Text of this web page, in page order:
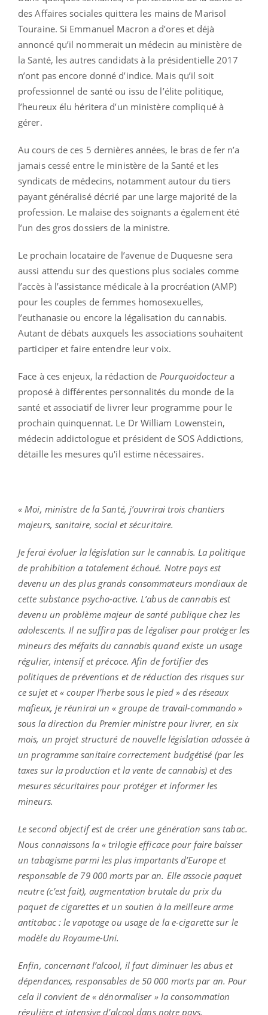
des Affaires sociales quittera les mains de Marisol
Touraine. Si Emmanuel Macron a d’ores et déjà
annoncé qu’il nommerait un médecin au ministère de
la Santé, les autres candidats à la présidentielle 2017
n’ont pas encore donné d’indice. Mais qu’il soit
professionnel de santé ou issu de l’élite politique,
l’heureux élu héritera d’un ministère compliqué à
gérer.
Au cours de ces 5 dernières années, le bras de fer n’a
jamais cessé entre le ministère de la Santé et les
syndicats de médecins, notamment autour du tiers
payant généralisé décrié par une large majorité de la
profession. Le malaise des soignants a également été
l’un des gros dossiers de la ministre.
Le prochain locataire de l’avenue de Duquesne sera
aussi attendu sur des questions plus sociales comme
l’accès à l’assistance médicale à la procréation (AMP)
pour les couples de femmes homosexuelles,
l’euthanasie ou encore la légalisation du cannabis.
Autant de débats auxquels les associations souhaitent
participer et faire entendre leur voix.
Face à ces enjeux, la rédaction de Pourquoidocteura
proposé à différentes personnalités du monde de la
santé et associatif de livrer leur programme pour le
prochain quinquennat. Le Dr William Lowenstein,
médecin addictologue et président de SOS Addictions,
détaille les mesures qu'il estime nécessaires.
« Moi, ministre de la Santé, j’ouvrirai trois chantiers
majeurs, sanitaire, social et sécuritaire.
Je ferai évoluer la législation sur le cannabis. La politique
de prohibition a totalement échoué. Notre pays est
devenu un des plus grands consommateurs mondiaux de
cette substance psycho-active. L’abus de cannabis est
devenu un problème majeur de santé publique chez les
adolescents. Il ne suffira pas de légaliser pour protéger les
mineurs des méfaits du cannabis quand existe un usage
régulier, intensif et précoce. Afin de fortifier des
politiques de préventions et de réduction des risques sur
ce sujet et « couper l’herbe sous le pied » des réseaux
mafieux, je réunirai un « groupe de travail-commando »
sous la direction du Premier ministre pour livrer, en six
mois, un projet structuré de nouvelle législation adossée à
un programme sanitaire correctement budgétisé (par les
taxes sur la production et la vente de cannabis) et des
mesures sécuritaires pour protéger et informer les
mineurs.
Le second objectif est de créer une génération sans tabac.
Nous connaissons la « trilogie efficace pour faire baisser
un tabagisme parmi les plus importants d’Europe et
responsable de 79 000 morts par an. Elle associe paquet
neutre (c’est fait), augmentation brutale du prix du
paquet de cigarettes et un soutien à la meilleure arme
antitabac : le vapotage ou usage de la e-cigarette sur le
modèle du Royaume-Uni.
Enfin, concernant l’alcool, il faut diminuer les abus et
dépendances, responsables de 50 000 morts par an. Pour
cela il convient de « dénormaliser » la consommation
régulière et intensive d’alcool dans notre pays,